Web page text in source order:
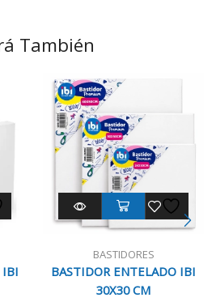
También
IBI
BASTIDORES
BASTIDOR ENTELADO IBI
30X30 CM